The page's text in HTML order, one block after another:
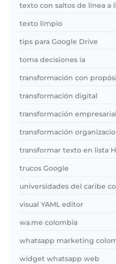
texto con saltos de línea a
texto limpio
tips para Google Drive
toma decisiones ia
transformación con
transformación digital
transformación empresarial
transformación
transformar texto en lista
trucos Google
universidades del caribe
visual YAML editor
wa.me colombia
whatsapp marketing
widget whatsapp web